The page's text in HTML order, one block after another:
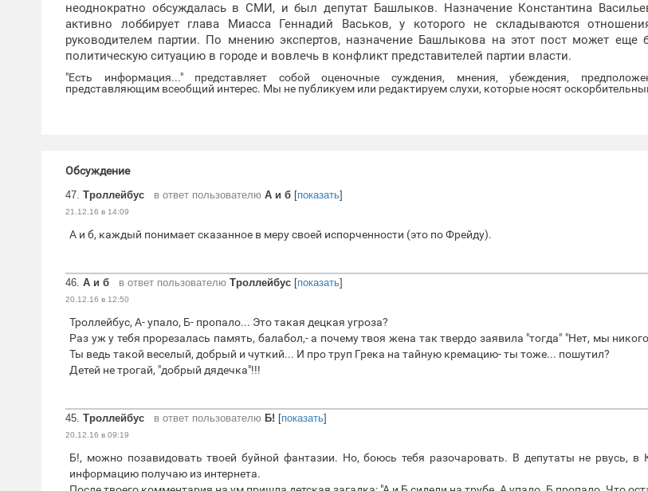
неоднократно обсуждалась в СМИ, и был депутат Башлыков. Назначение Константина
активно лоббирует глава Миасса Геннадий Васьков, у которого не складываются
руководителем партии. По мнению экспертов, назначение Башлыкова на этот пост может еще
политическую ситуацию в городе и вовлечь в конфликт представителей партии власти.
"Есть информация..." представляет собой оценочные суждения, мнения, убеждения,
представляющим всеобщий интерес. Мы не публикуем или редактируем слухи, которые носят
Обсуждение
47. Троллейбус в ответ пользователю А и б [показать]
21.12.16 в 14:09
А и б, каждый понимает сказанное в меру своей испорченности (это по Фрейду).
46. А и б в ответ пользователю Троллейбус [показать]
20.12.16 в 12:50
Троллейбус, А- упало, Б- пропало... Это такая децкая угроза?
Раз уж у тебя прорезалась память, балабол,- а почему твоя жена так твердо заявила "тогда" "Нет, мы
Ты ведь такой веселый, добрый и чуткий... И про труп Грека на тайную кремацию- ты тоже... пошутил?
Детей не трогай, "добрый дядечка"!!!
45. Троллейбус в ответ пользователю Б! [показать]
20.12.16 в 09:19
Б!, можно позавидовать твоей буйной фантазии. Но, боюсь тебя разочаровать. В депутаты не рвусь, в
информацию получаю из интернета.